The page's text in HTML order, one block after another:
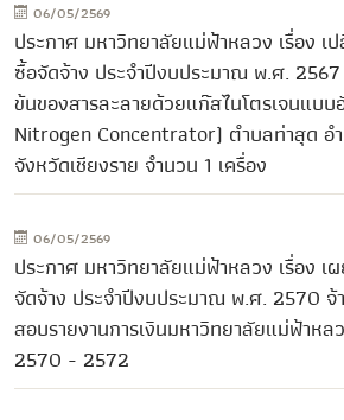
06/05/2569
ประกาศ มหาวิทยาลัยแม่ฟ้าหลวง เรื่อง
ซื้อจัดจ้าง ประจำปีงบประมาณ พ.ศ. 2567
ข้นของสารละลายด้วยแก๊สไนโตรเจนแบ
Nitrogen Concentrator) ตำบลท่าสุด อำ
จังหวัดเชียงราย จำนวน 1 เครื่อง
06/05/2569
ประกาศ มหาวิทยาลัยแม่ฟ้าหลวง เรื่อง
จัดจ้าง ประจำปีงบประมาณ พ.ศ. 2570
สอบรายงานการเงินมหาวิทยาลัยแม่ฟ้าห
2570 - 2572